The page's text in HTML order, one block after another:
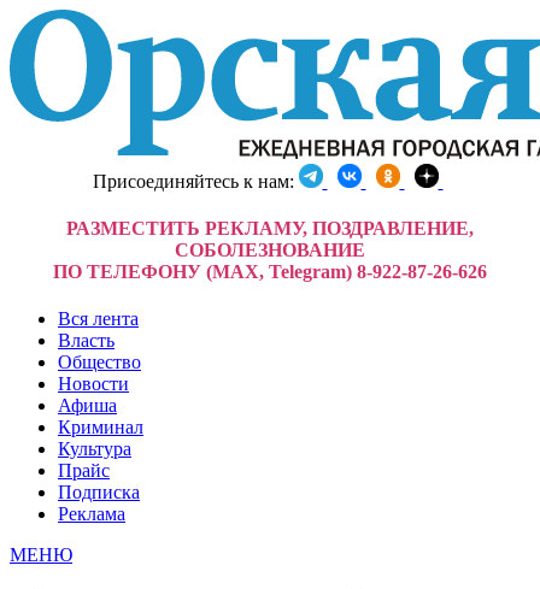
Присоединяйтесь к нам:
РАЗМЕСТИТЬ РЕКЛАМУ, ПОЗДРАВЛЕНИЕ,
СОБОЛЕЗНОВАНИЕ
ПО ТЕЛЕФОНУ (MAX, Telegram) 8-922-87-26-626
Вся лента
Власть
Общество
Новости
Афиша
Криминал
Культура
Прайс
Подписка
Реклама
МЕНЮ